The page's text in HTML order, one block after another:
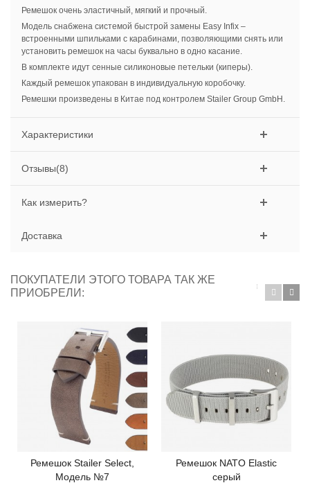
Ремешок очень эластичный, мягкий и прочный.
Модель снабжена системой быстрой замены Easy Infix –
встроенными шпильками с карабинами, позволяющими снять или
установить ремешок на часы буквально в одно касание.
В комплекте идут сенные силиконовые петельки (киперы).
Каждый ремешок упакован в индивидуальную коробочку.
Ремешки произведены в Китае под контролем Stailer Group GmbH.
Характеристики
Отзывы(8)
Как измерить?
Доставка
ПОКУПАТЕЛИ ЭТОГО ТОВАРА ТАК ЖЕ
ПРИОБРЕЛИ:
Ремешок Stailer Select,
Модель №7
Ремешок NATO Elastic
серый